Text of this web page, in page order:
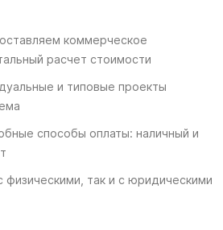
коммерческое
расчет стоимости
и типовые проекты
способы оплаты: наличный и
физическими, так и с юридическими